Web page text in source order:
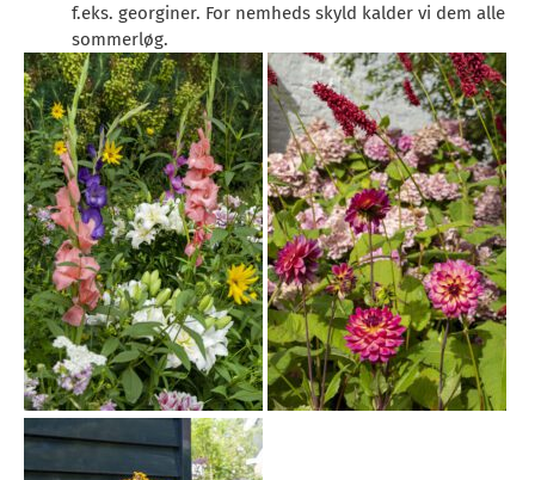
f.eks. georginer. For nemheds skyld kalder vi dem alle
sommerløg.